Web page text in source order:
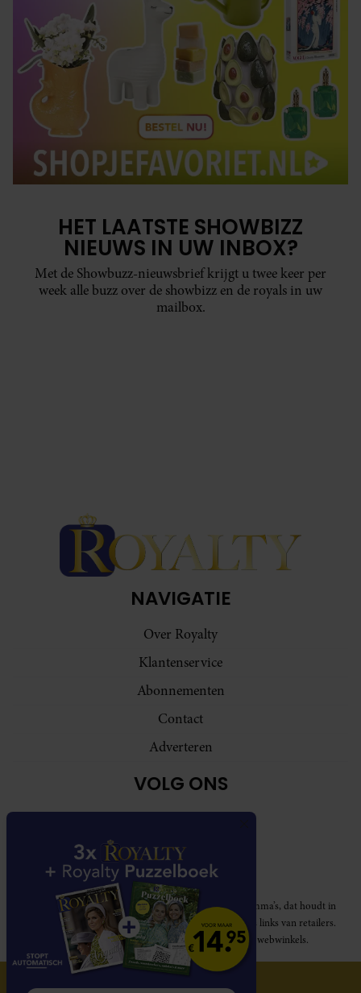
HET LAATSTE SHOWBIZZ
NIEUWS IN UW INBOX?
Met de Showbuzz-nieuwsbrief krijgt u twee keer per
week alle buzz over de showbizz en de royals in uw
mailbox.
NAVIGATIE
Over Royalty
Klantenservice
Abonnementen
Contact
Adverteren
VOLG ONS
Royalty participeert in diverse affiliate marketing programma’s, dat houdt in
dat Royalty commissies ontvangt voor aankopen middels links van retailers.
Deze website wordt niet gesponsord door de genoemde webwinkels.